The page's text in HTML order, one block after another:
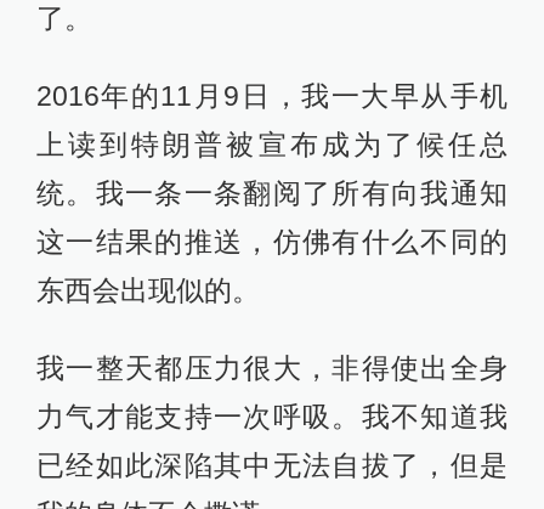
了。
2016年的11月9日，我一大早从手机
上读到特朗普被宣布成为了候任总
统。我一条一条翻阅了所有向我通知
这一结果的推送，仿佛有什么不同的
东西会出现似的。
我一整天都压力很大，非得使出全身
力气才能支持一次呼吸。我不知道我
已经如此深陷其中无法自拔了，但是